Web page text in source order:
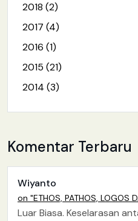
2018 (2)
2017 (4)
2016 (1)
2015 (21)
2014 (3)
Komentar Terbaru
Wiyanto
on "ETHOS, PATHOS, LOGOS
Luar Biasa. Keselarasan